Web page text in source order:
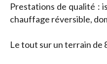
Prestations de qualité :
chauffage réversible,
Le tout sur un terrain de